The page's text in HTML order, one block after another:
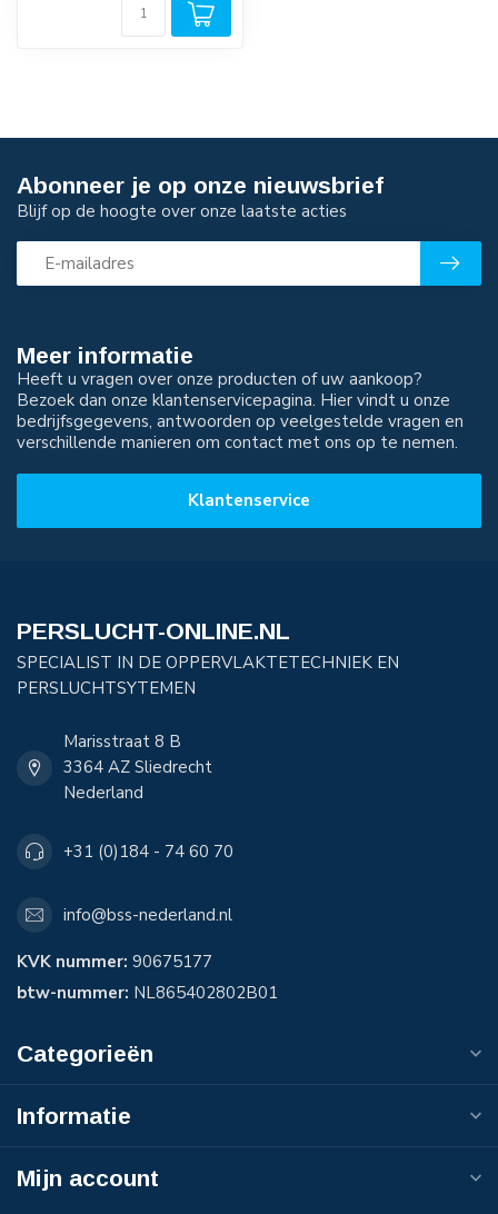
Meer informatie
Heeft u vragen over onze producten of uw aankoop?
Bezoek dan onze klantenservicepagina. Hier vindt u onze
bedrijfsgegevens, antwoorden op veelgestelde vragen en
verschillende manieren om contact met ons op te nemen.
Klantenservice
Abonneer je op onze nieuwsbrief
Blijf op de hoogte over onze laatste acties
PERSLUCHT-ONLINE.NL
SPECIALIST IN DE OPPERVLAKTETECHNIEK EN
PERSLUCHTSYTEMEN
Marisstraat 8 B
3364 AZ Sliedrecht
Nederland
+31 (0)184 - 74 60 70
info@bss-nederland.nl
KVK nummer: 90675177
btw-nummer: NL865402802B01
Categorieën
Informatie
Mijn account